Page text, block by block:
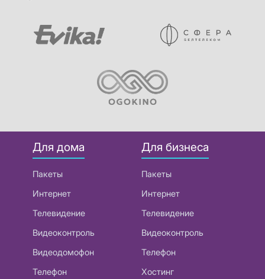
Для дома
Пакеты
Интернет
Телевидение
Видеоконтроль
Видеодомофон
Телефон
Для бизнеса
Пакеты
Интернет
Телевидение
Видеоконтроль
Телефон
Хостинг